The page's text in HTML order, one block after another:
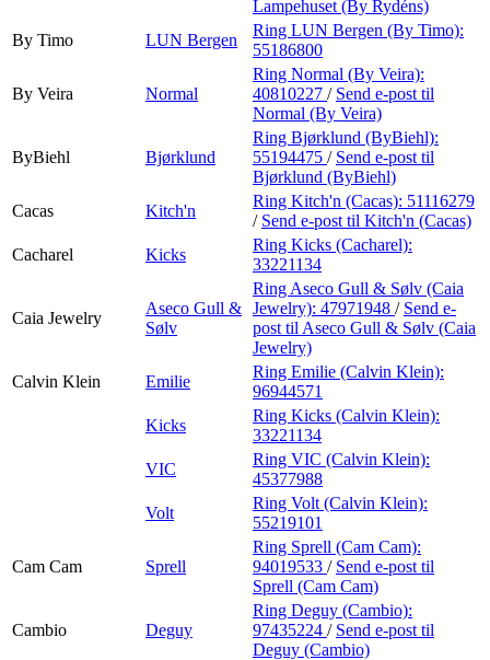
Lampehuset (By Rydéns)
By Timo
LUN Bergen
Ring LUN Bergen (By Timo):
55186800
By Veira Normal
Ring Normal (By Veira):
40810227 / Send e-post til
Normal (By Veira)
ByBiehl Bjørklund
Ring Bjørklund (ByBiehl):
55194475 / Send e-post til
Bjørklund (ByBiehl)
Cacas
Kitch'n
Ring Kitch'n (Cacas): 51116279
/ Send e-post til Kitch'n (Cacas)
Cacharel
Kicks
Ring Kicks (Cacharel):
33221134
Caia Jewelry
Aseco Gull &
Sølv
Ring Aseco Gull & Sølv (Caia
Jewelry): 47971948 / Send e-
post til Aseco Gull & Sølv (Caia
Jewelry)
Calvin Klein
Emilie
Ring Emilie (Calvin Klein):
96944571
Kicks
Ring Kicks (Calvin Klein):
33221134
VIC
Ring VIC (Calvin Klein):
45377988
Volt
Ring Volt (Calvin Klein):
55219101
Cam Cam Sprell
Ring Sprell (Cam Cam):
94019533 / Send e-post til
Sprell (Cam Cam)
Cambio Deguy
Ring Deguy (Cambio):
97435224 / Send e-post til
Deguy (Cambio)